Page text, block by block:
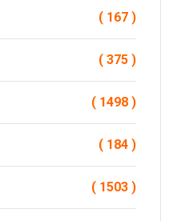
( 167 )
( 375 )
( 1498 )
( 184 )
( 1503 )